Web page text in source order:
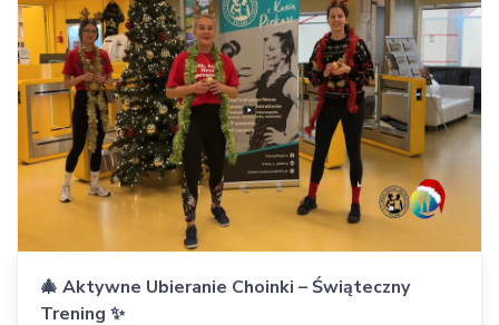
🎄 Aktywne Ubieranie Choinki – Świąteczny
Trening ✨